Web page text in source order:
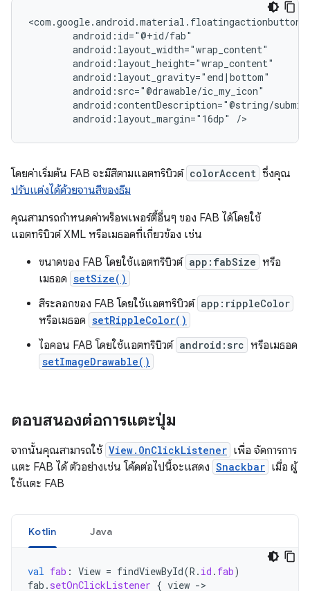
android:layout_margin="16dp" />
โดยค่าเริ่มต้น FAB จะมีสีตามแอตทริบิวต์ colorAccent ซึ่งคุณ
ปรับแต่งได้ด้วยจานสีของธีม
คุณสามารถกำหนดค่าพร็อพเพอร์ตี้อื่นๆ ของ FAB ได้โดยใช้
แอตทริบิวต์ XML หรือเมธอดที่เกี่ยวข้อง เช่น
ขนาดของ FAB โดยใช้แอตทริบิวต์ app:fabSize หรือ
เมธอด setSize()
สีระลอกของ FAB โดยใช้แอตทริบิวต์ app:rippleColor
หรือเมธอด setRippleColor()
ไอคอน FAB โดยใช้แอตทริบิวต์ android:src หรือเมธอด
setImageDrawable()
ตอบสนองต่อการแตะปุ่ม
จากนั้นคุณสามารถใช้ View.OnClickListener เพื่อ จัดการการ
แตะ FAB ได้ ตัวอย่างเช่น โค้ดต่อไปนี้จะแสดง Snackbar เมื่อ ผู้
ใช้แตะ FAB
Kotlin Java
val fab : View = findViewById(R . id . fab)
fab . setOnClickListener { view ->